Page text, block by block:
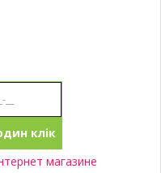
клік
магазине